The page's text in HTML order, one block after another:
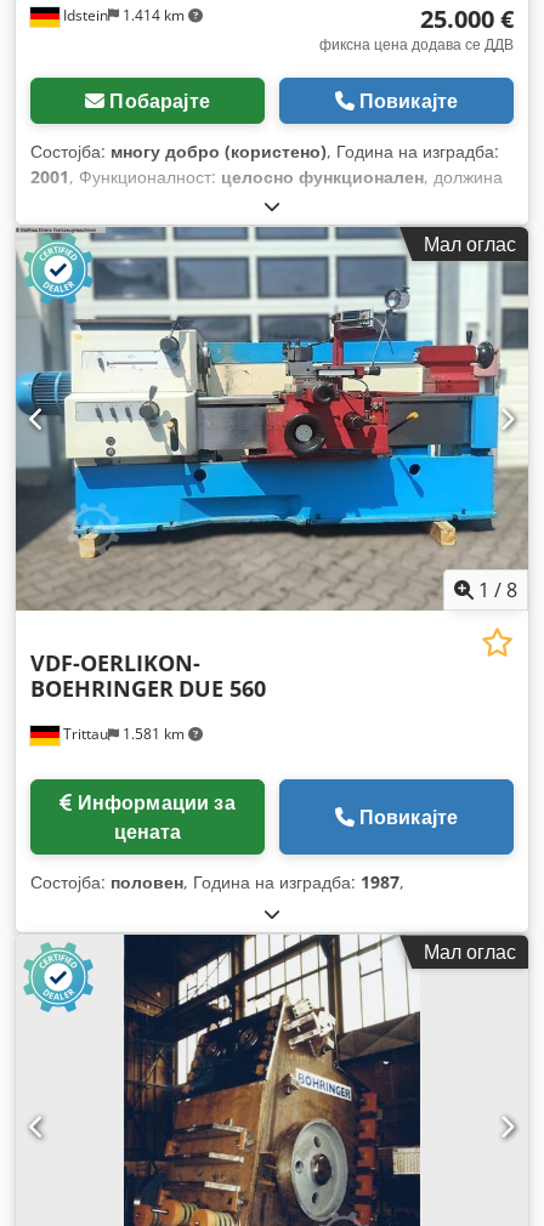
Idstein 1.414 km 25.000 €
фиксна цена додава се ДДВ
Побарајте Повикајте
Состојба: многу добро (користено), Година на изградба:
2001, Функционалност: целосно функционален, должина
, пречник на стругање:
Мал оглас
1 /8
Trittau 1.581 km
VDF-OERLIKON-
BOEHRINGER DUE 560
цената
Повикајте
Состојба: половен, Година на изградба: 1987,
Мал оглас